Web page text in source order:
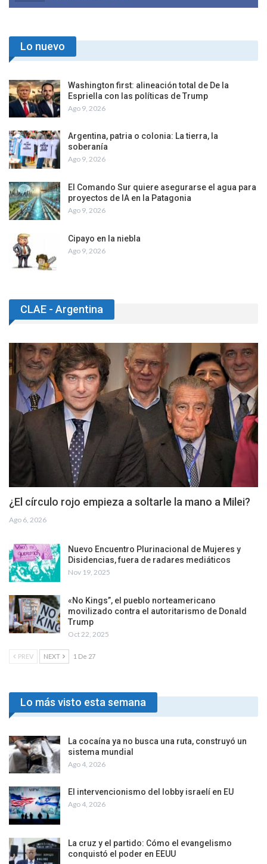
Lo nuevo
Washington first: alineación total de De la
Espriella con las políticas de Trump
Ago 9, 2026
Argentina, patria o colonia: La tierra, la
soberanía
Ago 9, 2026
El Comando Sur quiere asegurarse el agua para
proyectos de IA en la Patagonia
Ago 9, 2026
Cipayo en la niebla
Ago 9, 2026
CLAE - Argentina
¿El círculo rojo empieza a soltarle la mano a Milei?
Ago 6, 2026
Nuevo Encuentro Plurinacional de Mujeres y
Disidencias, fuera de radares mediáticos
Nov 19, 2025
«No Kings”, el pueblo norteamericano
movilizado contra el autoritarismo de Donald
Trump
Oct 22, 2025
PREV NEXT 1 De 27
Lo más visto esta semana
La cocaína ya no busca una ruta, construyó un
sistema mundial
Ago 4, 2026
El intervencionismo del lobby israelí en EU
Ago 4, 2026
La cruz y el partido: Cómo el evangelismo
conquistó el poder en EEUU